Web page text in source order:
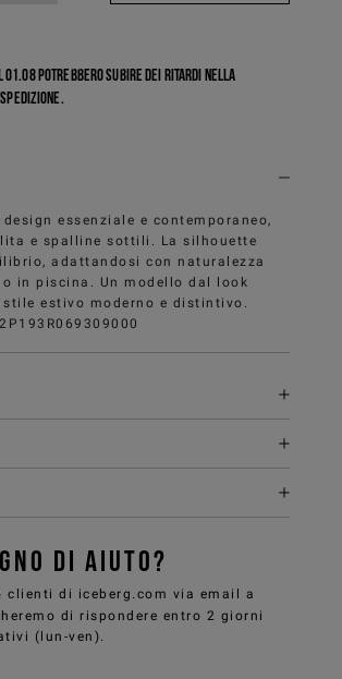
potrebbero subire dei ritardi nella
spedizione.
essenziale e contemporaneo,
e spalline sottili. La silhouette
adattandosi con naturalezza
in piscina. Un modello dal look
estivo moderno e distintivo.
DI AIUTO?
di iceberg.com via email a
di rispondere entro 2 giorni
(lun-ven).